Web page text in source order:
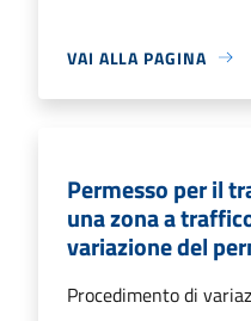
VAI ALLA PAGINA
Permesso per il
una zona a
variazione del
Procedimento di